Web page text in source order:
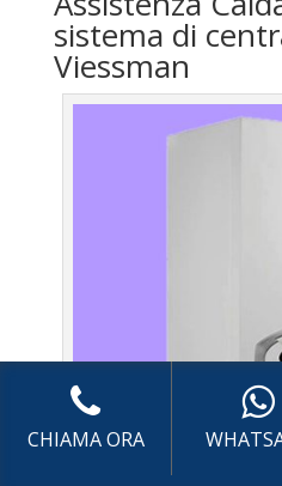
sistema di
Viessman
CHIAMA ORA